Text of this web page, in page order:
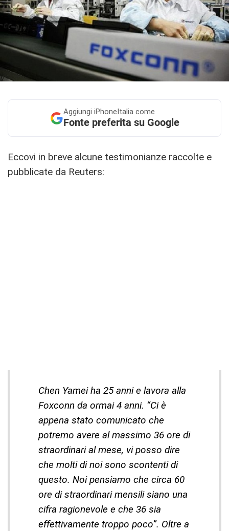
Aggiungi iPhoneItalia come
Fonte preferita su Google
Eccovi in breve alcune testimonianze raccolte e
pubblicate da Reuters:
Chen Yamei ha 25 anni e lavora alla
Foxconn da ormai 4 anni. “Ci è
appena stato comunicato che
potremo avere al massimo 36 ore di
straordinari al mese, vi posso dire
che molti di noi sono scontenti di
questo. Noi pensiamo che circa 60
ore di straordinari mensili siano una
cifra ragionevole e che 36 sia
effettivamente troppo poco”. Oltre a